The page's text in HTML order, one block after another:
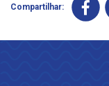
Compartilhar: